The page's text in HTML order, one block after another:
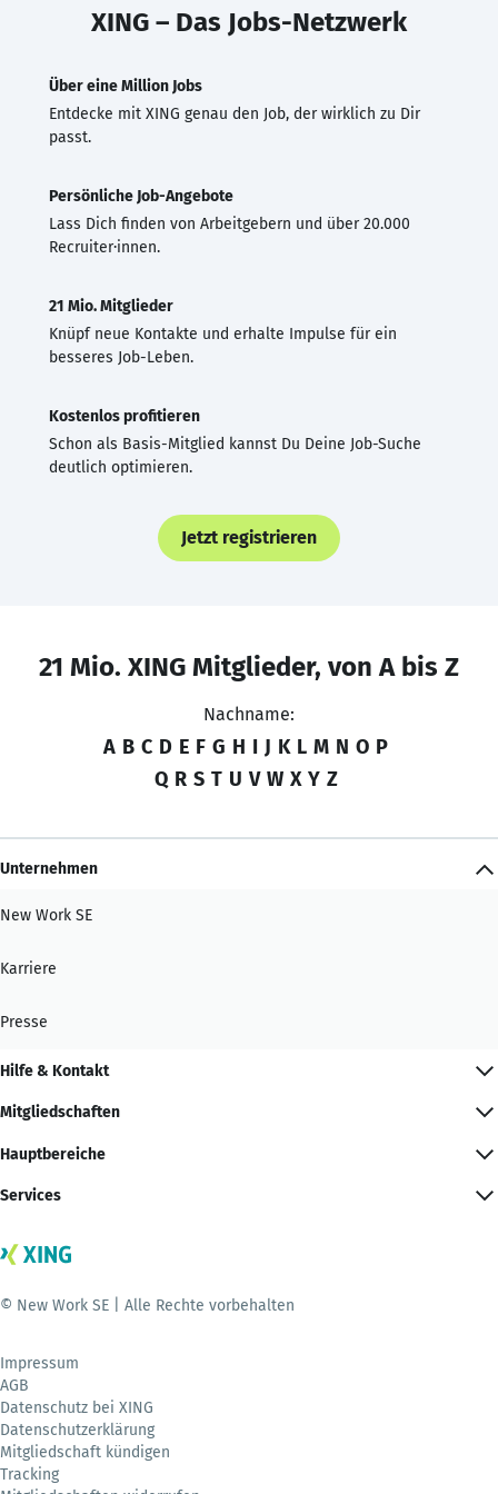
XING – Das Jobs-Netzwerk
Über eine Million Jobs
Entdecke mit XING genau den Job, der wirklich zu Dir
passt.
Persönliche Job-Angebote
Lass Dich finden von Arbeitgebern und über 20.000
Recruiter·innen.
21 Mio. Mitglieder
Knüpf neue Kontakte und erhalte Impulse für ein
besseres Job-Leben.
Kostenlos profitieren
Schon als Basis-Mitglied kannst Du Deine Job-Suche
deutlich optimieren.
Jetzt registrieren
21 Mio. XING Mitglieder, von A bis Z
Nachname:
A B C D E F G H I J K L M N O P
Q R S T U V W X Y Z
Unternehmen
New Work SE
Karriere
Presse
Hilfe & Kontakt
Mitgliedschaften
Hauptbereiche
Services
© New Work SE | Alle Rechte vorbehalten
Impressum
AGB
Datenschutz bei XING
Datenschutzerklärung
Mitgliedschaft kündigen
Tracking